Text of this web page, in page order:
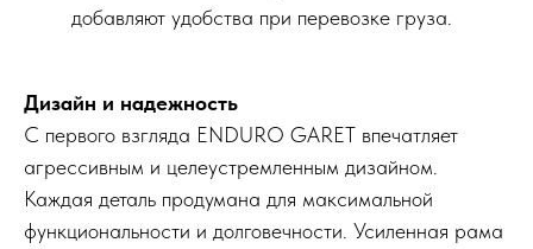
добавляют удобства при перевозке груза.
Дизайн и надежность
С первого взгляда ENDURO GARET впечатляет
агрессивным и целеустремленным дизайном.
Каждая деталь продумана для максимальной
функциональности и долговечности. Усиленная рама